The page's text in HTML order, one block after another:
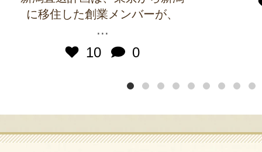
に移住した創業メンバーが、
...
10
0